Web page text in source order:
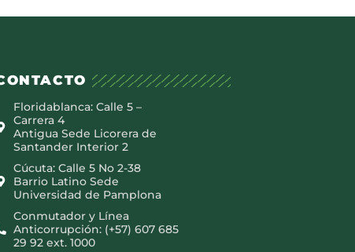
Floridablanca: Calle 5 –
Carrera 4
Antigua Sede Licorera de
Santander Interior 2
Cúcuta: Calle 5 No 2-38
Barrio Latino Sede
Universidad de Pamplona
Conmutador y Línea
Anticorrupción: (+57) 607 685
29 92 ext. 1000